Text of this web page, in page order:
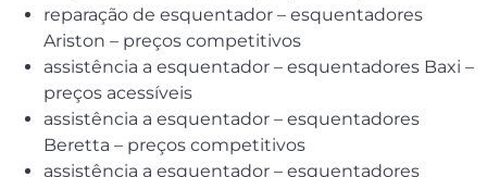
reparação de esquentador – esquentadores
Ariston – preços competitivos
assistência a esquentador – esquentadores Baxi –
preços acessíveis
assistência a esquentador – esquentadores
Beretta – preços competitivos
assistência a esquentador – esquentadores